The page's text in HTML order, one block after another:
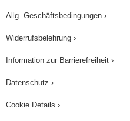
Allg. Geschäftsbedingungen ›
Widerrufsbelehrung ›
Information zur Barrierefreiheit ›
Datenschutz ›
Cookie Details ›